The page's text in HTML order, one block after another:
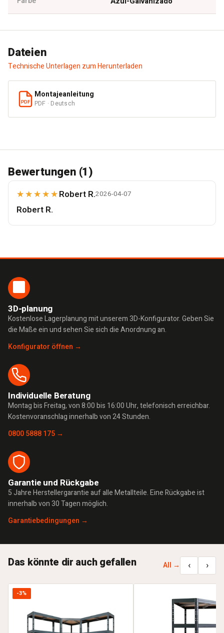
Dateien
Technische Unterlagen zum Herunterladen
PDF
Montajeanleitung
PDF · Deutsch
Bewertungen (1)
★★★★★Robert R.2026-04-07
Robert R.
3D-planung
Kostenlose Lagerplanung mit unserem 3D-Konfigurator. Geben Sie
die Maße ein und sehen Sie sich die Anordnung an.
Konfigurator öffnen →
Individuelle Beratung
Montag bis Freitag, von 8:00 bis 16:00 Uhr, telefonisch erreichbar.
Kostenvoranschlag innerhalb von 24 Stunden.
0800 5888 175 →
Garantie und Rückgabe
5 Jahre Herstellergarantie auf alle Metallteile. Eine Rückgabe ist
innerhalb von 30 Tagen möglich.
Garantiebedingungen →
Das könnte dir auch gefallen All → ‹ ›
-3%